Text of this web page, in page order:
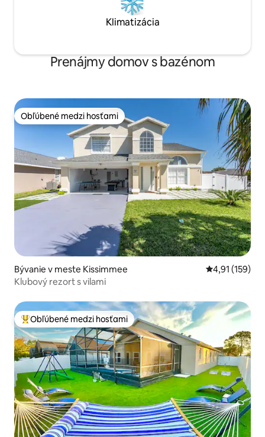
Klimatizácia
Prenájmy domov s bazénom
Obľúbené medzi hosťami
Obľúbené medzi hosťami
Bývanie v meste Kissimmee Priemerné
4,91 (159)
Klubový rezort s vilami
Najobľúbenejšie medzi hosťami
Obľúbené medzi hosťami